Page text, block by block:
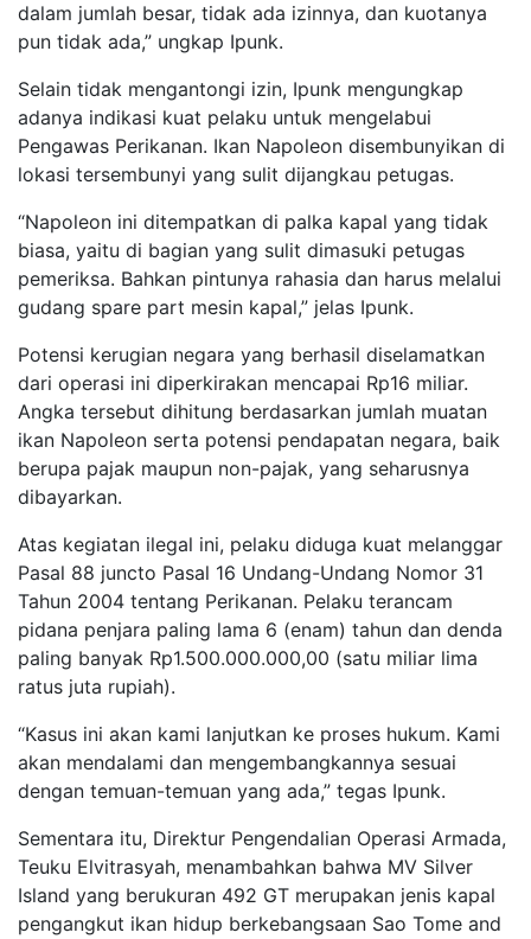
dalam jumlah besar, tidak ada izinnya, dan kuotanya
pun tidak ada,” ungkap Ipunk.
Selain tidak mengantongi izin, Ipunk mengungkap
adanya indikasi kuat pelaku untuk mengelabui
Pengawas Perikanan. Ikan Napoleon disembunyikan di
lokasi tersembunyi yang sulit dijangkau petugas.
“Napoleon ini ditempatkan di palka kapal yang tidak
biasa, yaitu di bagian yang sulit dimasuki petugas
pemeriksa. Bahkan pintunya rahasia dan harus melalui
gudang spare part mesin kapal,” jelas Ipunk.
Potensi kerugian negara yang berhasil diselamatkan
dari operasi ini diperkirakan mencapai Rp16 miliar.
Angka tersebut dihitung berdasarkan jumlah muatan
ikan Napoleon serta potensi pendapatan negara, baik
berupa pajak maupun non-pajak, yang seharusnya
dibayarkan.
Atas kegiatan ilegal ini, pelaku diduga kuat melanggar
Pasal 88 juncto Pasal 16 Undang-Undang Nomor 31
Tahun 2004 tentang Perikanan. Pelaku terancam
pidana penjara paling lama 6 (enam) tahun dan denda
paling banyak Rp1.500.000.000,00 (satu miliar lima
ratus juta rupiah).
“Kasus ini akan kami lanjutkan ke proses hukum. Kami
akan mendalami dan mengembangkannya sesuai
dengan temuan-temuan yang ada,” tegas Ipunk.
Sementara itu, Direktur Pengendalian Operasi Armada,
Teuku Elvitrasyah, menambahkan bahwa MV Silver
Island yang berukuran 492 GT merupakan jenis kapal
pengangkut ikan hidup berkebangsaan Sao Tome and